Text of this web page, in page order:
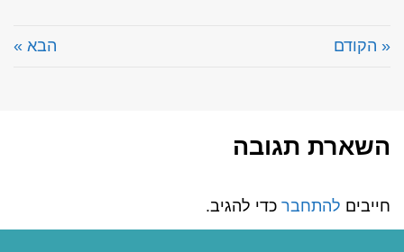
« הקודם הבא »
השארת תגובה
חייבים להתחבר כדי להגיב.